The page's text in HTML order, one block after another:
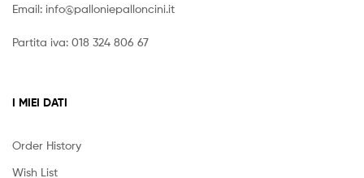
Email: info@palloniepalloncini.it
Partita iva: 018 324 806 67
I MIEI DATI
Order History
Wish List